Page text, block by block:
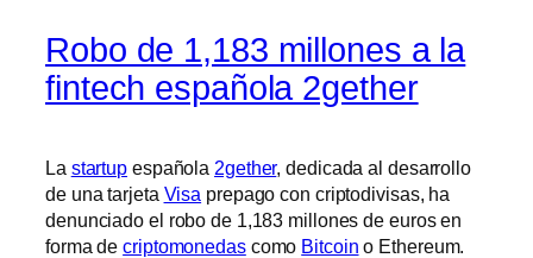
Robo de 1,183 millones a la
fintech española 2gether
La startup española 2gether, dedicada al desarrollo
de una tarjeta Visa prepago con criptodivisas, ha
denunciado el robo de 1,183 millones de euros en
forma decriptomonedascomo Bitcoin o Ethereum.